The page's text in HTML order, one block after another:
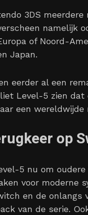
3DS
namelijk
of Noord-
Japan.
eerder al een
Level-5 zien
een wereldwijde
op
5 nu om
voor moderne
en de onlangs
van de serie.